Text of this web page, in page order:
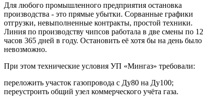
Для любого промышленного предприятия остановка
производства - это прямые убытки. Сорванные графики
отгрузки, невыполненные контракты, простой техники.
Линия по производству чипсов работала в две смены по 12
часов 365 дней в году. Остановить её хотя бы на день было
невозможно.
При этом технические условия УП «Мингаз» требовали:
переложить участок газопровода с Ду80 на Ду100;
переустроить общий узел коммерческого учёта газа.